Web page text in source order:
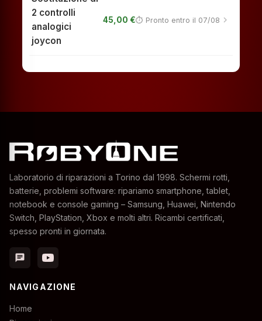
2 controlli
analogici
joycon
45,00 €⏱ Pronto entro il 07/08 chevron_right
Laboratorio di riparazioni a Torino dal 1998. Schermi rotti,
batterie, problemi software: ripariamo smartphone, tablet,
notebook e console gaming – Samsung, Huawei, Nintendo
Switch, PlayStation, Xbox e molti altri. Ricambi certificati,
spesso pronti in giornata.
chat
NAVIGAZIONE
Home